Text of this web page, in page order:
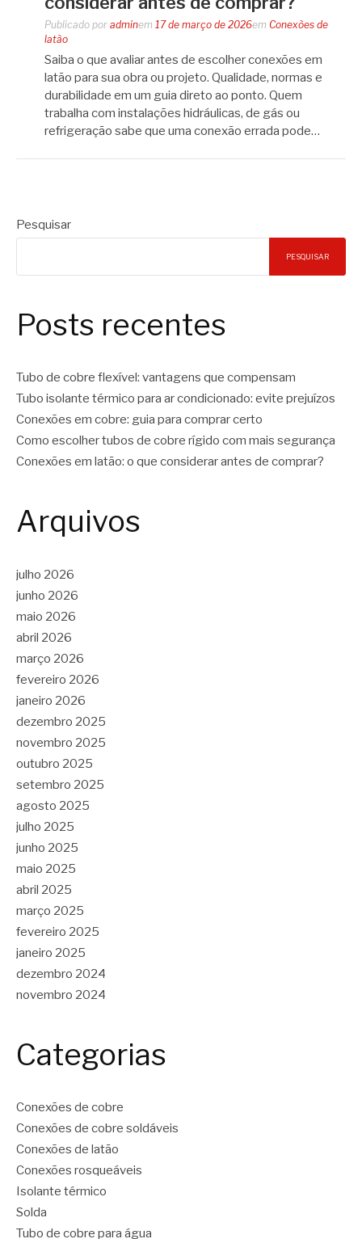
Publicado por adminem 17 de março de 2026em Conexões de
latão
Saiba o que avaliar antes de escolher conexões em
latão para sua obra ou projeto. Qualidade, normas e
durabilidade em um guia direto ao ponto. Quem
trabalha com instalações hidráulicas, de gás ou
refrigeração sabe que uma conexão errada pode…
Pesquisar
PESQUISAR
Posts recentes
Tubo de cobre flexível: vantagens que compensam
Tubo isolante térmico para ar condicionado: evite prejuízos
Conexões em cobre: guia para comprar certo
Como escolher tubos de cobre rígido com mais segurança
Conexões em latão: o que considerar antes de comprar?
Arquivos
julho 2026
junho 2026
maio 2026
abril 2026
março 2026
fevereiro 2026
janeiro 2026
dezembro 2025
novembro 2025
outubro 2025
setembro 2025
agosto 2025
julho 2025
junho 2025
maio 2025
abril 2025
março 2025
fevereiro 2025
janeiro 2025
dezembro 2024
novembro 2024
Categorias
Conexões de cobre
Conexões de cobre soldáveis
Conexões de latão
Conexões rosqueáveis
Isolante térmico
Solda
Tubo de cobre para água